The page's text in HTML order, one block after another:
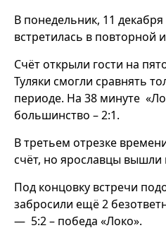
В понедельник, 11
встретилась в повторной
Счёт открыли гости на
Туляки смогли сравнять
периоде. На 38 минуте
большинство – 2:1.
В третьем отрезке
счёт, но ярославцы вышли
Под концовку встречи
забросили ещё 2
— 5:2 – победа «Локо».